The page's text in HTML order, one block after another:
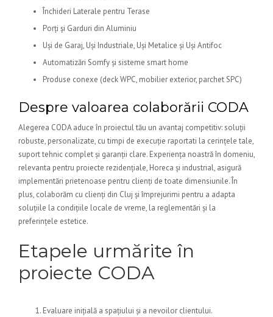
Închideri Laterale pentru Terase
Porți și Garduri din Aluminiu
Uși de Garaj, Uși Industriale, Uși Metalice și Uși Antifoc
Automatizări Somfy și sisteme smart home
Produse conexe (deck WPC, mobilier exterior, parchet SPC)
Despre valoarea colaborării CODA
Alegerea CODA aduce în proiectul tău un avantaj competitiv: soluții
robuste, personalizate, cu timpi de execuție raportati la cerințele tale,
suport tehnic complet și garanții clare. Experiența noastră în domeniu,
relevanta pentru proiecte rezidențiale, Horeca și industrial, asigură
implementări prietenoase pentru clienți de toate dimensiunile. În
plus, colaborăm cu clienți din Cluj și împrejurimi pentru a adapta
soluțiile la condițiile locale de vreme, la reglementări și la
preferințele estetice.
Etapele urmărite în
proiecte CODA
Evaluare inițială a spațiului și a nevoilor clientului.